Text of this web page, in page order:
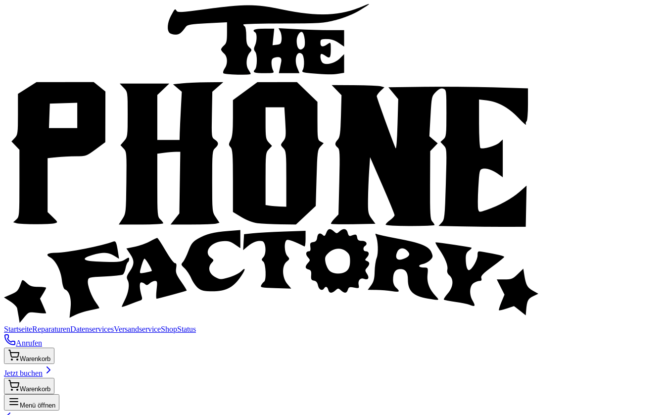
StartseiteReparaturenDatenservicesVersandserviceShopStatus
Anrufen
Warenkorb
Jetzt buchen
Warenkorb
Menü öffnen